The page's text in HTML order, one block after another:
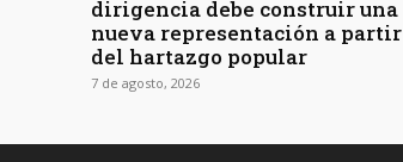
dirigencia debe construir una
nueva representación a partir
del hartazgo popular
7 de agosto, 2026